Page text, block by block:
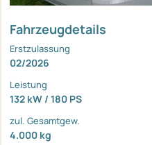
Fahrzeugdetails
Erstzulassung
02/2026
Leistung
132 kW / 180 PS
zul. Gesamtgew.
4.000 kg